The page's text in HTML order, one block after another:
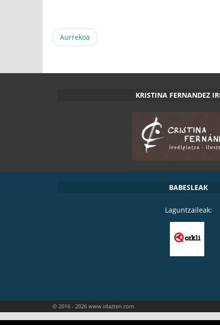
Aurrekoa
KRISTINA FERNANDEZ
BABESLEAK
Laguntzaileak:
© 2016 - 2026 www.idazten.com